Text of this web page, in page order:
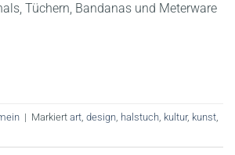
Tüchern, Bandanas und Meterware
| Markiert art design halstuch kultur, kunst